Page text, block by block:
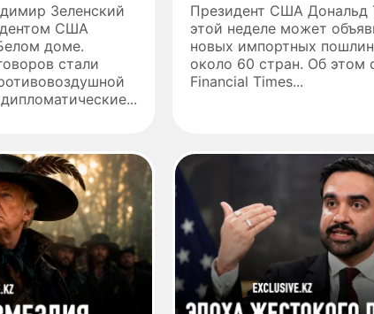
Зеленский
США
доме.
стали
Президент США Дональд
этой неделе может
новых импортных
около 60 стран. Об этом
Financial Times...